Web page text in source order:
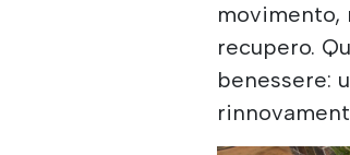
recupero.
benessere: